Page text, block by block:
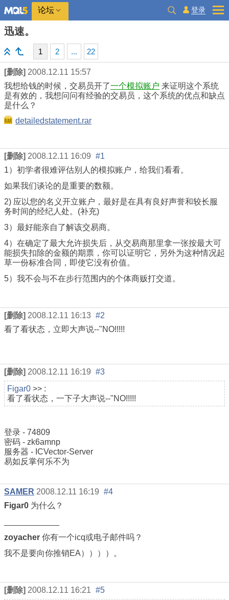
论坛 登录
迅速。
1 2 ... 22
[删除] 2008.12.11 15:57
我想给钱的时候，交易员开了一个模拟账户 来证明这个系统
是有效的，我想问问有经验的交易员，这个系统的优点和缺点
是什么？
detailedstatement.rar
[删除] 2008.12.11 16:09 #1
1）初学者很难评估别人的模拟账户，给我们看看。
如果我们谈论的是重要的数额。
2) 应以您的名义开立账户，最好是在具有良好声誉和较长服
务时间的经纪人处。(补充)
3）最好能亲自了解该交易商。
4）在确定了最大允许损失后，从交易商那里拿一张按最大可
能损失扣除的金额的期票，你可以证明它，另外为这种情况起
草一份标准合同，即使它没有价值。
5）我不会与不在步行范围内的个体商贩打交道。
[删除] 2008.12.11 16:13 #2
看了看状态，立即大声说--"NO!!!!!
[删除] 2008.12.11 16:19 #3
Figar0 >> :
看了看状态，一下子大声说--"NO!!!!!
登录 - 74809
密码 - zk6amnp
服务器 - ICVector-Server
易如反掌何乐不为
SAMER 2008.12.11 16:19 #4
Figar0 为什么？
zoyacher 你有一个icq或电子邮件吗？
我不是要向你推销EA））））。
[删除] 2008.12.11 16:21 #5